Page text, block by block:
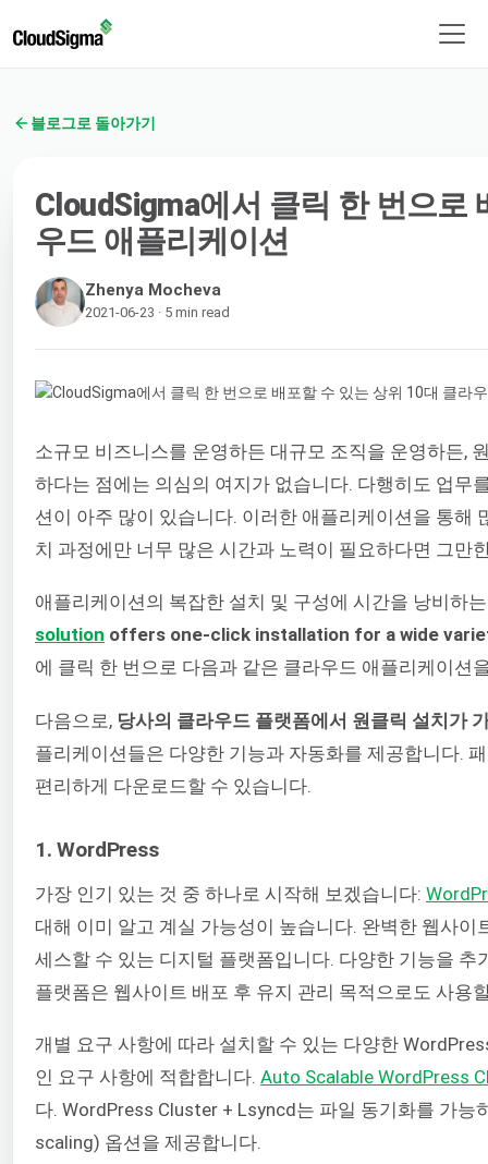
블로그로 돌아가기
CloudSigma에서 클릭 한 번으로
우드 애플리케이션
Zhenya Mocheva
2021-06-23 · 5 min read
소규모 비즈니스를 운영하든 대규모 조직을 운영하든,
하다는 점에는 의심의 여지가 없습니다. 다행히도 업무
션이 아주 많이 있습니다. 이러한 애플리케이션을 통해
치 과정에만 너무 많은 시간과 노력이 필요하다면 그만
애플리케이션의 복잡한 설치 및 구성에 시간을 낭비하
solution offers one-click installation for a wide
에 클릭 한 번으로 다음과 같은 클라우드 애플리케이션
다음으로, 당사의 클라우드 플랫폼에서 원클릭 설치가
플리케이션들은 다양한 기능과 자동화를 제공합니다.
편리하게 다운로드할 수 있습니다.
1. WordPress
가장 인기 있는 것 중 하나로 시작해 보겠습니다:
대해 이미 알고 계실 가능성이 높습니다. 완벽한 웹사
세스할 수 있는 디지털 플랫폼입니다. 다양한 기능을
플랫폼은 웹사이트 배포 후 유지 관리 목적으로도 사용
개별 요구 사항에 따라 설치할 수 있는 다양한
인 요구 사항에 적합합니다. Auto Scalable WordPress
다. WordPress Cluster + Lsyncd는 파일 동기화를 가
scaling) 옵션을 제공합니다.